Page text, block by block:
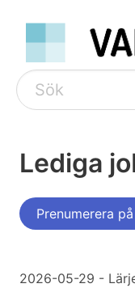
Lediga
Prenumerera
2026-05-29 -